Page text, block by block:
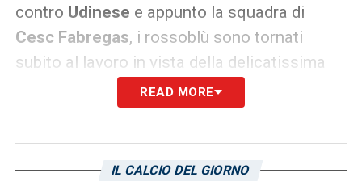
contro Udinese e appunto la squadra di
Cesc Fabregas, i rossoblù sono tornati
subito al lavoro in vista della delicatissima
Venezia, in programma
domenica all’Unipol Domus. Questa mattina, i
Crai Sport Center per una nuova sessione di
READ MORE
IL CALCIO DEL GIORNO